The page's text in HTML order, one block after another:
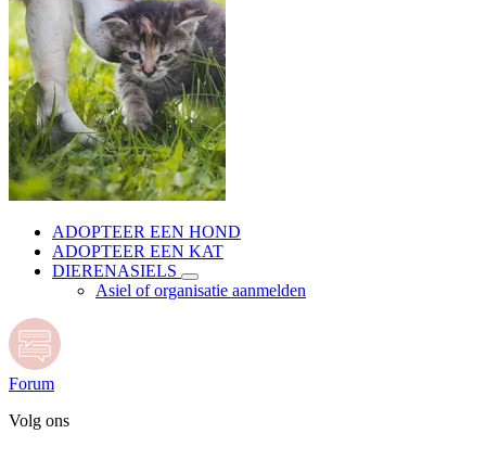
ADOPTEER EEN HOND
ADOPTEER EEN KAT
DIERENASIELS
Asiel of organisatie aanmelden
Forum
Volg ons